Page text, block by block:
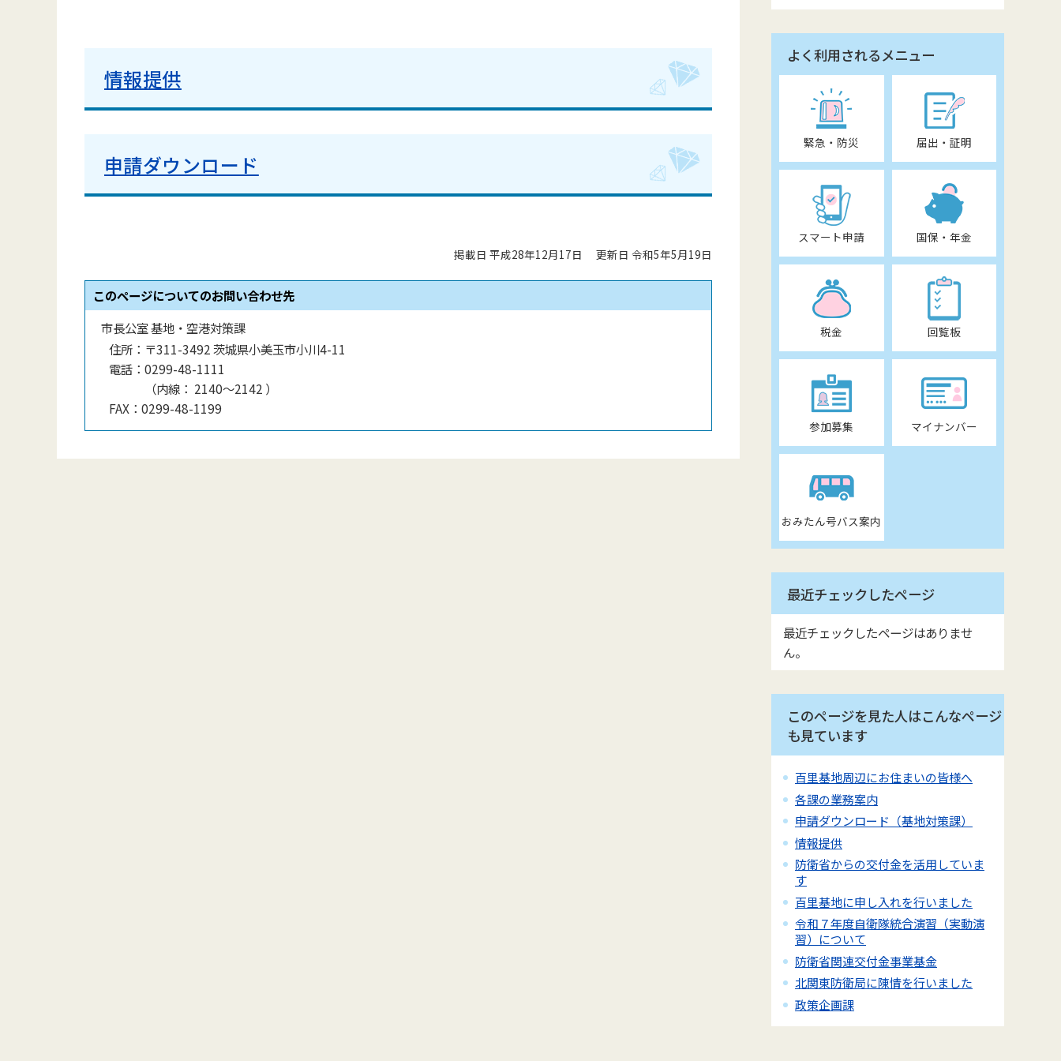
情報提供
申請ダウンロード
掲載日 平成28年12月17日 更新日 令和5年5月19日
このページについてのお問い合わせ先
市長公室 基地・空港対策課
住所： 〒311-3492 茨城県小美玉市小川4-11
電話： 0299-48-1111
（内線 ： 2140〜2142 ）
FAX： 0299-48-1199
よく利用されるメニュー
緊急・防災 届出・証明
スマート申請 国保・年金
税金 回覧板
参加募集 マイナンバー
おみたん号バス案内
最近チェックしたページ
最近チェックしたページはありませ
ん。
このページを見た人はこんなページ
も見ています
百里基地周辺にお住まいの皆様へ
各課の業務案内
申請ダウンロード（基地対策課）
情報提供
防衛省からの交付金を活用していま
す
百里基地に申し入れを行いました
令和７年度自衛隊統合演習（実動演
習）について
防衛省関連交付金事業基金
北関東防衛局に陳情を行いました
政策企画課